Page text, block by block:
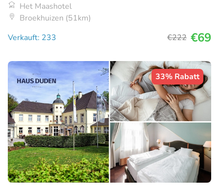
Het Maashotel
Broekhuizen (51km)
Verkauft: 233
€222 €69
33% Rabatt